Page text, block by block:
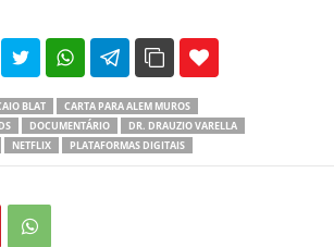
102 35
BLAT
CARTA PARA ALEM MUROS
DOCUMENTÁRIO
DR. DRAUZIO VARELLA
NETFLIX PLATAFORMAS DIGITAIS